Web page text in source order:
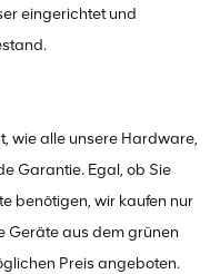
eingerichtet und
wie alle unsere Hardware,
Garantie. Egal, ob Sie
benötigen, wir kaufen nur
Geräte aus dem grünen
Preis angeboten.